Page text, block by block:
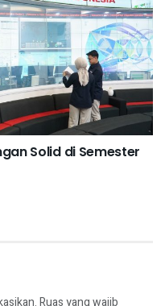
Solid di Semester
Ruas yang wajib